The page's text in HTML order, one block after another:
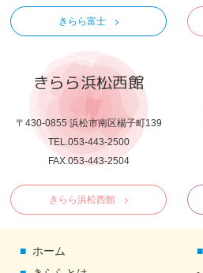
きらら富士
きらら浜松西館
〒430-0855 浜松市南区楊子町139
TEL.053-443-2500
FAX.053-443-2504
きらら浜松西館
ホーム